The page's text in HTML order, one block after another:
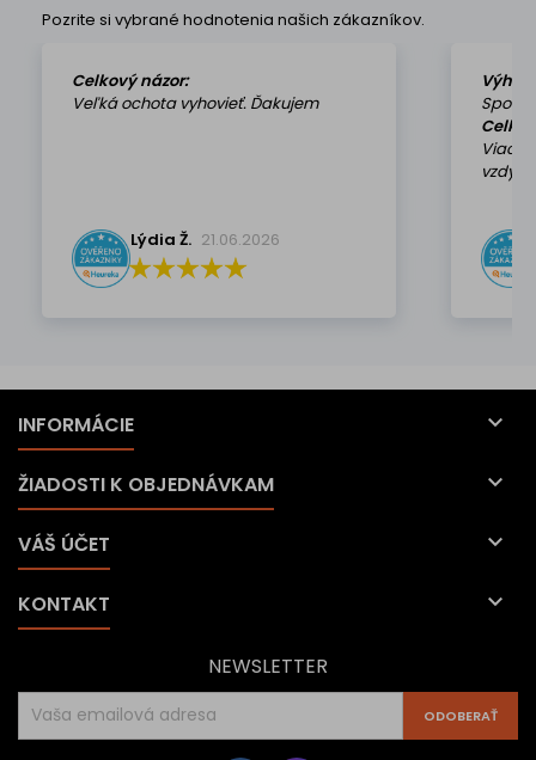
Pozrite si vybrané hodnotenia našich zákazníkov.
Celkový názor:
Veľká ochota vyhovieť. Ďakujem
Lýdia Ž. 21.06.2026
vzdy k
INFORMÁCIE 
ŽIADOSTI K OBJEDNÁVKAM 
VÁŠ ÚČET 
KONTAKT 
NEWSLETTER